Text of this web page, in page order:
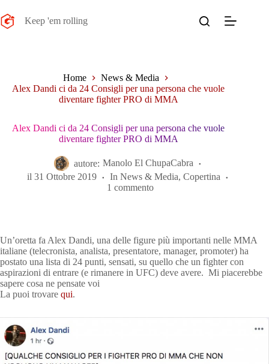
al
contenuto
Keep 'em rolling
Home
News & Media
Alex Dandi ci da 24 Consigli per una persona che vuole
diventare fighter PRO di MMA
Alex Dandi ci da 24 Consigli per una persona che vuole
diventare fighter PRO di MMA
autore: Manolo El ChupaCabra
il 31 Ottobre 2019 In News & Media,Copertina
1 commento
Un’oretta fa Alex Dandi, una delle figure più importanti nelle MMA
italiane (telecronista, analista, presentatore, manager, promoter) ha
postato una lista di 24 punti, sensati, su quello che un fighter con
aspirazioni di entrare (e rimanere in UFC) deve avere. Mi piacerebbe
sapere cosa ne pensate voi
La puoi trovare qui.